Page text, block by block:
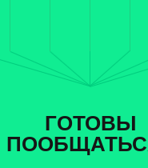
ГОТОВЫ